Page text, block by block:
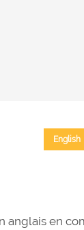
English
anglais en